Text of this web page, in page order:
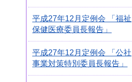
平成27年12月定例会 「福祉
保健医療委員長報告」
平成27年12月定例会 「公社
事業対策特別委員長報告」